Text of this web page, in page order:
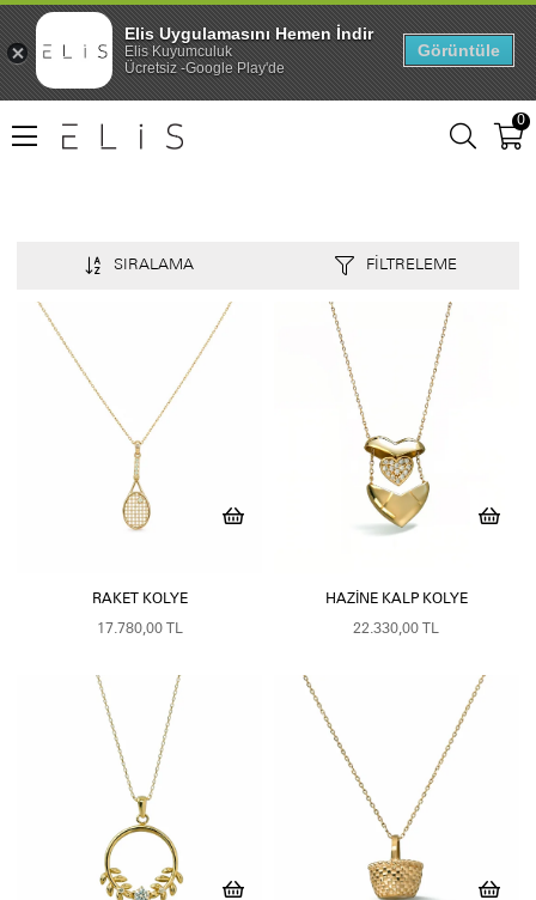
0
FILTRELEME
SIRALAMA
RAKET KOLYE
17.780,00 TL
HAZINE KALP KOLYE
22.330,00 TL
Elis Uygulamasını Hemen İndir
Elis Kuyumculuk
Ücretsiz -Google Play'de
Görüntüle